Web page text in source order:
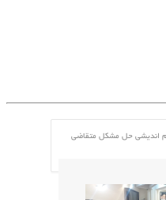
اندیشی حل مشکل متقاضی